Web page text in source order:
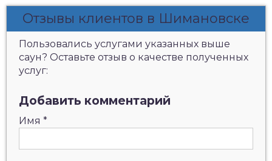
Отзывы клиентов в Шимановске
Пользовались услугами указанных выше
саун? Оставьте отзыв о качестве полученных
услуг:
Добавить комментарий
Имя *